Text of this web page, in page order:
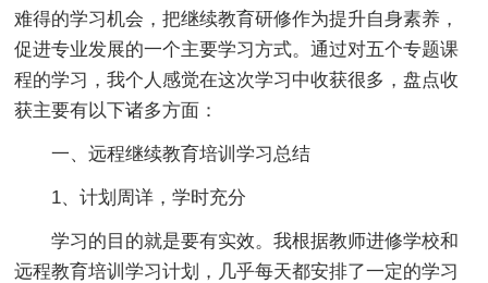
难得的学习机会，把继续教育研修作为提升自身素养，
促进专业发展的一个主要学习方式。通过对五个专题课
程的学习，我个人感觉在这次学习中收获很多，盘点收
获主要有以下诸多方面：
一、远程继续教育培训学习总结
1、计划周详，学时充分
学习的目的就是要有实效。我根据教师进修学校和
远程教育培训学习计划，几乎每天都安排了一定的学习